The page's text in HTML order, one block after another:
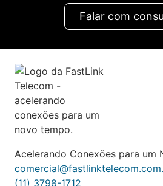
Falar com
Acelerando Conexões para um
(11) 3798-1712